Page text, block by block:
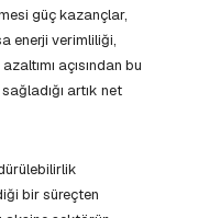
güç kazançlar,
enerji verimliliği,
açısından bu
artık net
bir süreçten